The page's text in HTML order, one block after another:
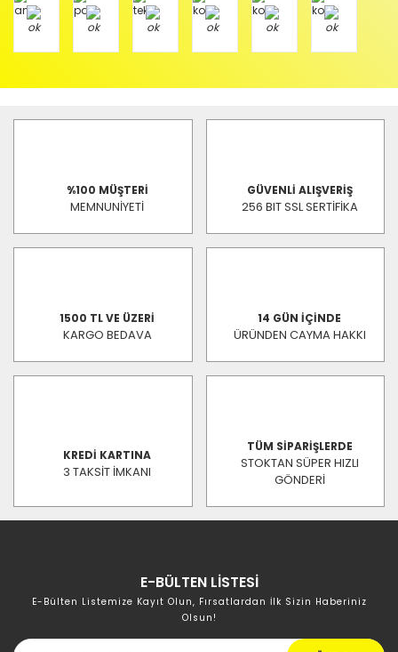
%100 MÜŞTERİ
MEMNUNİYETİ
GÜVENLİ ALIŞVERİŞ
256 BIT SSL SERTİFİKA
1500 TL VE ÜZERİ
KARGO BEDAVA
14 GÜN İÇİNDE
ÜRÜNDEN CAYMA HAKKI
KREDİ KARTINA
3 TAKSİT İMKANI
TÜM SİPARİŞLERDE
STOKTAN SÜPER HIZLI
GÖNDERİ
E-BÜLTEN LİSTESİ
E-Bülten Listemize Kayıt Olun, Fırsatlardan İlk Sizin Haberiniz
Olsun!